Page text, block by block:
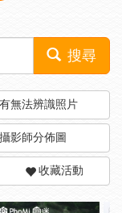
搜尋
無法辨識照片
攝影師分佈圖
收藏活動